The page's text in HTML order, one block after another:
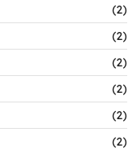
(2)
(2)
(2)
(2)
(2)
(2)